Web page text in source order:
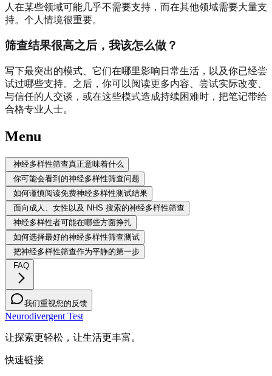
人在某些领域可能几乎不需要支持，而在其他领域需要大量支
持。个人情境很重要。
筛查结果很高之后，我该怎么做？
写下最突出的模式、它们在哪里影响日常生活，以及你已经尝
试过哪些支持。之后，你可以阅读更多内容、尝试实际改变、
与信任的人交谈，或在这些模式造成持续困难时，把笔记带给
合格专业人士。
Menu
神经多样性筛查真正意味着什么
你可能会看到的神经多样性筛查问题
如何谨慎阅读免费神经多样性测试结果
面向成人、女性以及 NHS 搜索的神经多样性筛查
神经多样性者可能在哪些方面挣扎
如何选择最好的神经多样性筛查测试
把神经多样性筛查作为平静的第一步
FAQ
我们重视您的反馈
Neurodivergent Test
让探索更轻松，让生活更丰富。
快速链接